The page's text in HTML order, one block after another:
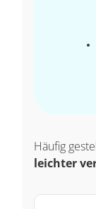
Häufig
leichter